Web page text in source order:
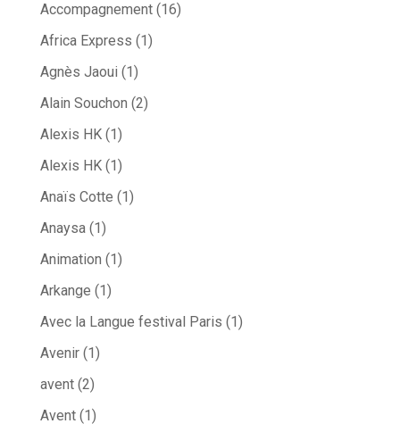
Accompagnement(16)
Africa Express (1)
Agnès Jaoui (1)
Alain Souchon (2)
Alexis HK(1)
Alexis HK(1)
Anaïs Cotte (1)
Anaysa(1)
Animation (1)
Arkange (1)
Avec la Langue festival Paris (1)
Avenir(1)
avent(2)
Avent(1)